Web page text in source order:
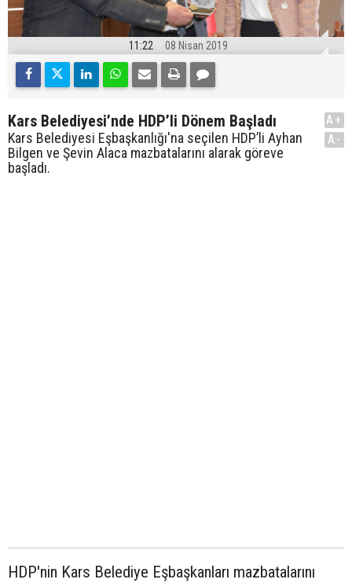
11:22 08 Nisan 2019
Kars Belediyesi’nde HDP’li Dönem Başladı
Kars Belediyesi Eşbaşkanlığı'na seçilen HDP’li Ayhan
Bilgen ve Şevin Alaca mazbatalarını alarak göreve
başladı.
A+
A-
HDP'nin Kars Belediye Eşbaşkanları mazbatalarını